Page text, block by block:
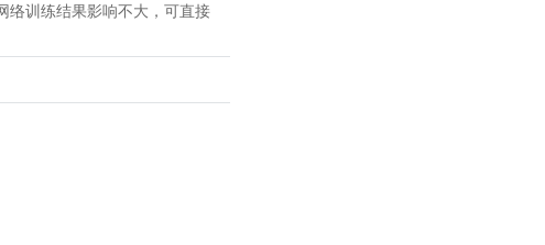
络训练结果影响不大，可直接